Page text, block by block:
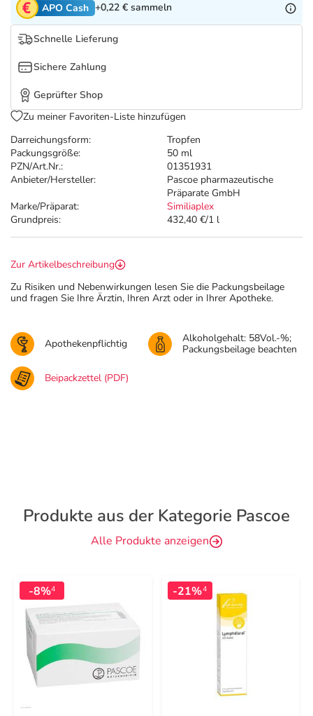
Tierapotheke
Marken
Salus Deals
Darreichungsform:
Tropfen
Packungsgröße:
50 ml
PZN/Art.Nr.:
01351931
Anbieter/Hersteller:
Pascoe pharmazeutische
Präparate GmbH
Marke/Präparat:
Similiaplex
Grundpreis:
432,40 €/1 l
APO Cash +0,22 € sammeln
Schnelle Lieferung
Sichere Zahlung
Geprüfter Shop
Zu meiner Favoriten-Liste hinzufügen
Zur Artikelbeschreibung
Zu Risiken und Nebenwirkungen lesen Sie die Packungsbeilage
und fragen Sie Ihre Ärztin, Ihren Arzt oder in Ihrer Apotheke.
Apothekenpflichtig
Alkoholgehalt: 58Vol.-%;
Packungsbeilage beachten
Beipackzettel (PDF)
Produkte aus der Kategorie Pascoe
Alle Produkte anzeigen
-8%4 -21%4